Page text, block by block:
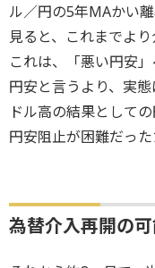
ル／円の5年MAかい
見ると、これまでよ
これは、「悪い円安
円安と言うより、実
ドル高の結果として
円安阻止が困難だった
為替介入再開の